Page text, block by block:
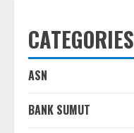
CATEGORIES
ASN
BANK SUMUT